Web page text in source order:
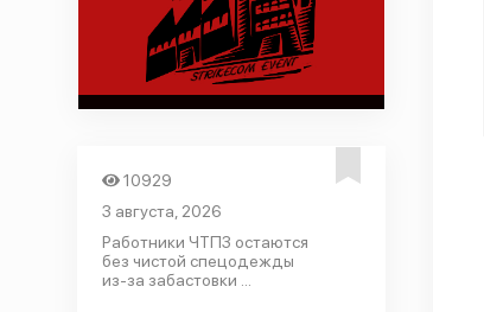
10929
3 августа, 2026
Работники ЧТПЗ остаются
без чистой спецодежды
из-за забастовки ...